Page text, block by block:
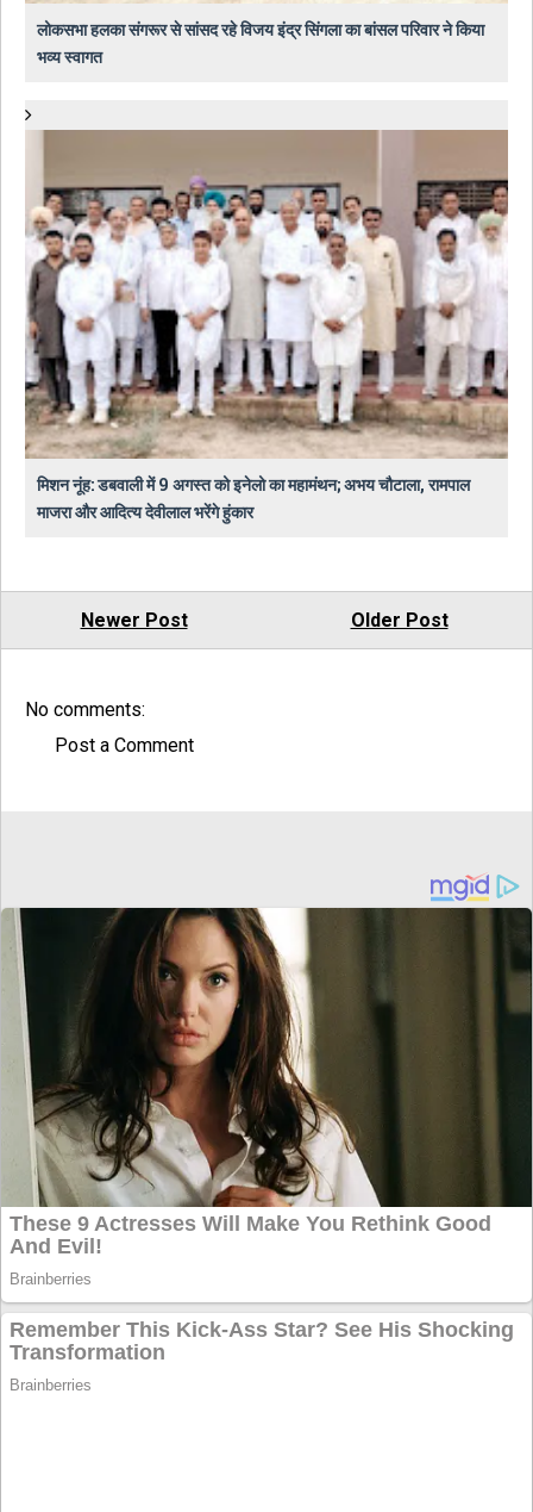
लोकसभा हलका संगरूर से सांसद रहे विजय इंद्र सिंगला का बांसल परिवार ने किया
भव्य स्वागत
मिशन नूंह: डबवाली में 9 अगस्त को इनेलो का महामंथन; अभय चौटाला, रामपाल
माजरा और आदित्य देवीलाल भरेंगे हुंकार
Newer Post Older Post
No comments:
Post a Comment